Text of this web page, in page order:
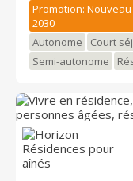
communications
y sont entièrement
immédiates : Logements
1 ½ (studio), 2 ½,
disponibles. Résidence évolutive : Tous les
grille de soins
Promotion: Nouveau
2030
Autonome
Court
Semi-autonome